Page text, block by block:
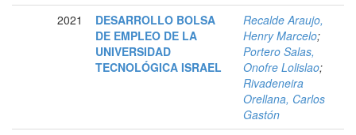
2021
DESARROLLO BOLSA
DE EMPLEO DE LA
UNIVERSIDAD
TECNOLÓGICA ISRAEL
Recalde Araujo,
Henry Marcelo;
Portero Salas,
Onofre Lolislao;
Rivadeneira
Orellana, Carlos
Gastón